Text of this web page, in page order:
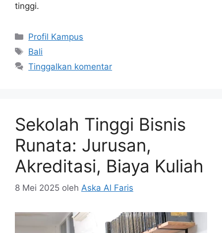
tinggi.
Kategori
Profil Kampus
Tag
Bali
Tinggalkan komentar
Sekolah Tinggi Bisnis
Runata: Jurusan,
Akreditasi, Biaya Kuliah
8 Mei 2025 oleh Aska Al Faris